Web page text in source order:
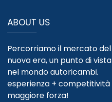
ABOUT US
Percorriamo il mercato
nuova era, un punto di
nel mondo autoricambi.
esperienza +
maggiore forza!